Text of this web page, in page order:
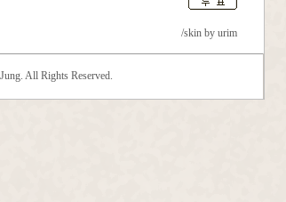
/skin by urim
All Rights Reserved.